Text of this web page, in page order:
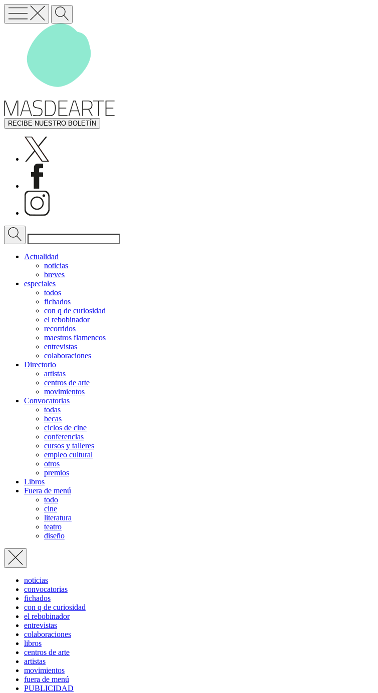
RECIBE NUESTRO BOLETÍN
Actualidad
noticias
breves
especiales
todos
fichados
con q de curiosidad
el rebobinador
recorridos
maestros flamencos
entrevistas
colaboraciones
Directorio
artistas
centros de arte
movimientos
Convocatorias
todas
becas
ciclos de cine
conferencias
cursos y talleres
empleo cultural
otros
premios
Libros
Fuera de menú
todo
cine
literatura
teatro
diseño
noticias
convocatorias
fichados
con q de curiosidad
el rebobinador
entrevistas
colaboraciones
libros
centros de arte
artistas
movimientos
fuera de menú
PUBLICIDAD